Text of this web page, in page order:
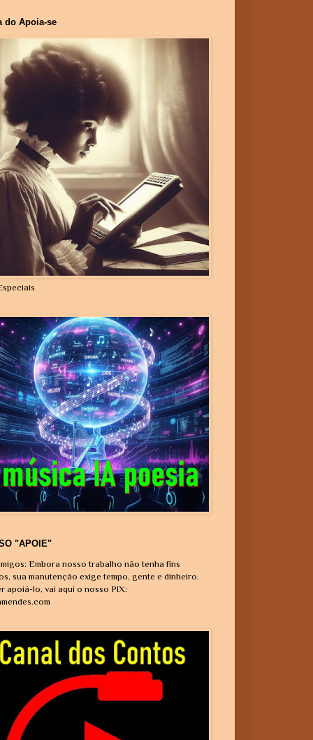
do Apoia-se
"APOIE"
Embora nosso trabalho não tenha fins
sua manutenção exige tempo, gente e dinheiro.
apoiá-lo, vai aqui o nosso PIX: